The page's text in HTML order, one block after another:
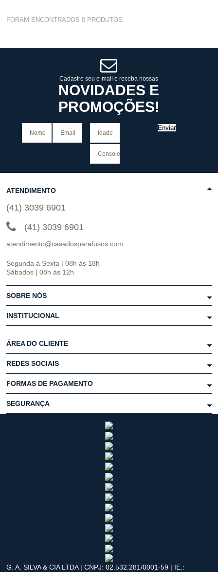
FORAM ENCONTRADOS0 PRODUTOS
Cadastre seu e-mail e receba nossas
NOVIDADES E
PROMOÇÕES!
Enviar
ATENDIMENTO
(41) 3039 6901
(41) 3039 6901
atendimento@casadosparafusos.com
Segunda à Sexta | 08h às 18h
Sábados | 08h às 12h
SOBRE NÓS
INSTITUCIONAL
ÁREA DO CLIENTE
REDES SOCIAIS
FORMAS DE PAGAMENTO
SEGURANÇA
G. A. SILVA & CIA LTDA | CNPJ: 02.532.281/0001-59 | IE.: